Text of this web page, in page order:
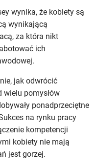
wynika, że kobiety są
wynikającą
za która nikt
ich
jak odwrócić
wielu pomysłów
ponadprzeciętne
na rynku pracy
kompetencji
kobiety nie mają
jest gorzej.